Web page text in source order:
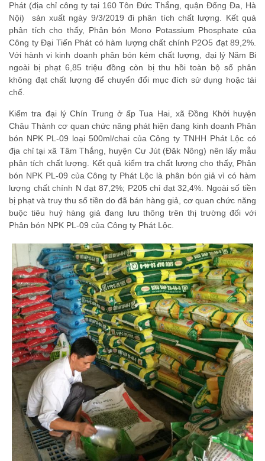
Phát (địa chỉ công ty tại 160 Tôn Đức Thắng, quận Đống Đa, Hà
Nội) sản xuất ngày 9/3/2019 đi phân tích chất lượng. Kết quả
phân tích cho thấy, Phân bón Mono Potassium Phosphate của
Công ty Đại Tiến Phát có hàm lượng chất chính P2O5 đạt 89,2%.
Với hành vi kinh doanh phân bón kém chất lượng, đại lý Năm Bi
ngoài bị phạt 6,85 triệu đồng còn bị thu hồi toàn bộ số phân
không đạt chất lượng để chuyển đổi mục đích sử dụng hoặc tái
chế.
Kiểm tra đại lý Chín Trung ở ấp Tua Hai, xã Đồng Khởi huyện
Châu Thành cơ quan chức năng phát hiện đang kinh doanh Phân
bón NPK PL-09 loại 500ml/chai của Công ty TNHH Phát Lộc có
địa chỉ tại xã Tâm Thắng, huyện Cư Jút (Đăk Nông) nên lấy mẫu
phân tích chất lượng. Kết quả kiểm tra chất lượng cho thấy, Phân
bón NPK PL-09 của Công ty Phát Lộc là phân bón giả vì có hàm
lượng chất chính N đạt 87,2%; P205 chỉ đạt 32,4%. Ngoài số tiền
bị phạt và truy thu số tiền do đã bán hàng giả, cơ quan chức năng
buộc tiêu huỷ hàng giả đang lưu thông trên thị trường đối với
Phân bón NPK PL-09 của Công ty Phát Lộc.